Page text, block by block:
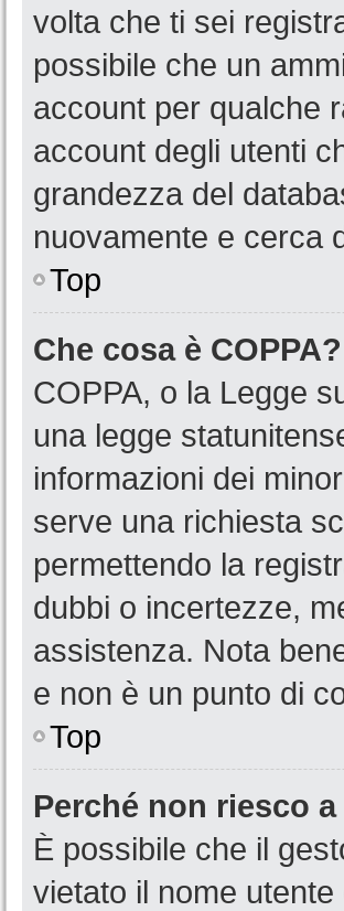
volta che ti sei
possibile che un
account per qualche
account degli utenti
grandezza del
nuovamente e cerca
Top
Che cosa è COPPA?
COPPA, o la Legge
una legge
informazioni dei
serve una richiesta
permettendo la
dubbi o incertezze,
assistenza. Nota
e non è un punto di
Top
Perché non riesco
È possibile che il
vietato il nome